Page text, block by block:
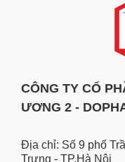
CÔNG TY CỔ
ƯƠNG 2 -
Địa chỉ: Số 9 phố
Trưng - TP.Hà Nội